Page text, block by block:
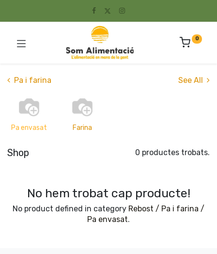
0
Pa i farina See All
Pa envasat Farina
Shop 0 productes trobats.
No hem trobat cap producte!
No product defined in category Rebost / Pa i farina /
Pa envasat.